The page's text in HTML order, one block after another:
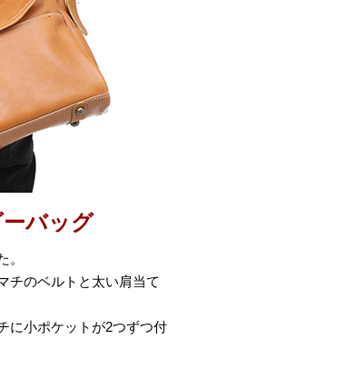
バッグ
。
チのベルトと太い肩当て
に小ポケットが2つずつ付